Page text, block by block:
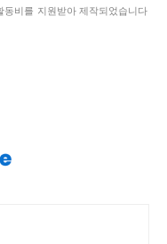
비를 지원받아 제작되었습니다